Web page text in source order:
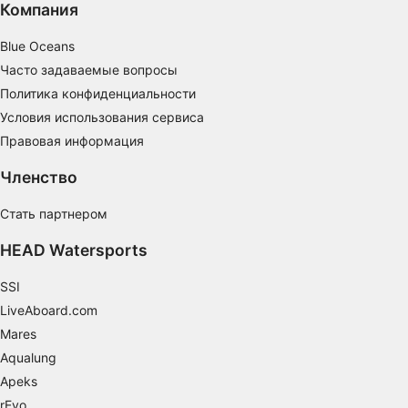
Компания
Blue Oceans
Часто задаваемые вопросы
Политика конфиденциальности
Условия использования сервиса
Правовая информация
Членство
Стать партнером
HEAD Watersports
SSI
LiveAboard.com
Mares
Aqualung
Apeks
контента
Использование профилей для выбора
персонализированного контента
Определение эффективности рекламы
Определение эффективности контента
Понимание аудитории с помощью
статистики или комбинации данных из
Использование ограниченных данных для
выбора контента
Специальные возможности IAB:
Использование точных данных геолокации